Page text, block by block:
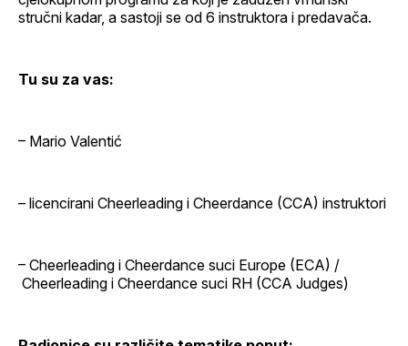
stručni kadar, a sastoji se od 6 instruktora i predavača.
Tu su za vas:
– Mario Valentić
– licencirani Cheerleading i Cheerdance (CCA) instruktori
– Cheerleading i Cheerdance suci Europe (ECA) /
Cheerleading i Cheerdance suci RH (CCA Judges)